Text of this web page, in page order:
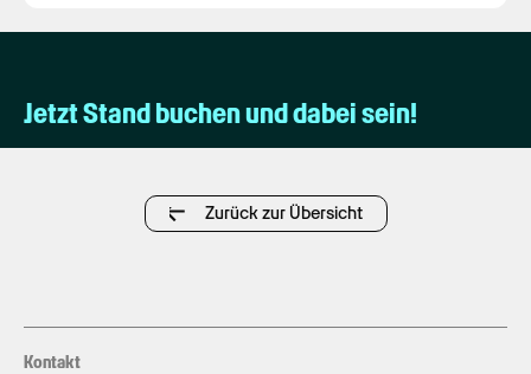
Jetzt Stand buchen und dabei sein!
Zurück zur Übersicht
Kontakt